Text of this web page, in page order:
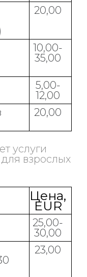
20,00
10,00-
35,00
5,00-
12,00
20,00
услуги
взрослых
Цена,
EUR
25,00-
30,00
23,00